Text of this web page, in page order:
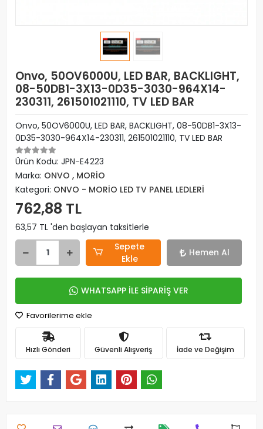
Onvo, 50OV6000U, LED BAR, BACKLIGHT,
08-50DB1-3X13-0D35-3030-964X14-
230311, 261501021110, TV LED BAR
Onvo, 50OV6000U, LED BAR, BACKLIGHT, 08-50DB1-3X13-
0D35-3030-964X14-230311, 261501021110, TV LED BAR
Ürün Kodu: JPN-E4223
Marka: ONVO , MORİO
Kategori: ONVO - MORİO LED TV PANEL LEDLERİ
762,88 TL
63,57 TL 'den başlayan taksitlerle
Sepete
Ekle
Hemen Al
WHATSAPP İLE SİPARİŞ VER
Favorilerime ekle
Hızlı Gönderi Güvenli Alışveriş İade ve Değişim